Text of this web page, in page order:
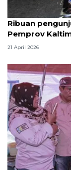
Ribuan
Pemprov
21 April 2026